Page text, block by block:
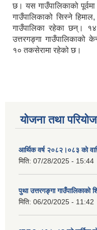
छ। यस गाउँपालिकाको पूर्वमा
गाउँपालिकाको सिस्ने
गाउँपालिका रहेका छन्।
उत्तरगङ्गा गाउँपालिकाको
१० तकसेरामा रहेको छ।
योजना तथा
आर्थिक वर्ष २०८२।०८३ को
मिति: 07/28/2025 - 15:44
पुथा उत्तरगङ्गा गाउँपालिकाको
मिति: 06/20/2025 - 11:42